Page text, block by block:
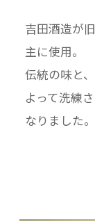
吉田酒造が
主に使用。
伝統の味と
よって洗練
なりました。